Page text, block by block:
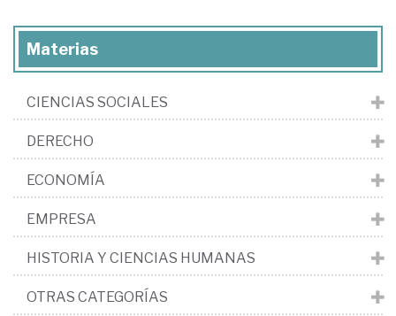
Materias
CIENCIAS SOCIALES
DERECHO
ECONOMÍA
EMPRESA
HISTORIA Y CIENCIAS HUMANAS
OTRAS CATEGORÍAS